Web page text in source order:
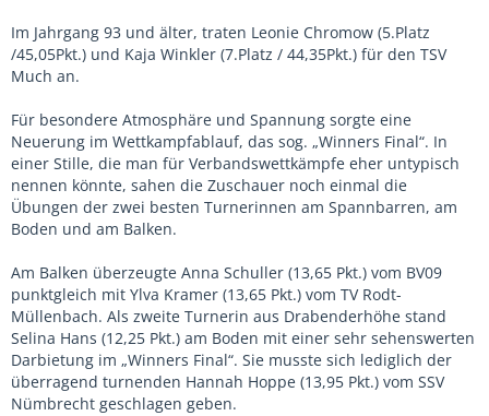
Im Jahrgang 93 und älter, traten Leonie Chromow (5.Platz
/45,05Pkt.) und Kaja Winkler (7.Platz / 44,35Pkt.) für den TSV
Much an.
Für besondere Atmosphäre und Spannung sorgte eine
Neuerung im Wettkampfablauf, das sog. „Winners Final“. In
einer Stille, die man für Verbandswettkämpfe eher untypisch
nennen könnte, sahen die Zuschauer noch einmal die
Übungen der zwei besten Turnerinnen am Spannbarren, am
Boden und am Balken.
Am Balken überzeugte Anna Schuller (13,65 Pkt.) vom BV09
punktgleich mit Ylva Kramer (13,65 Pkt.) vom TV Rodt-
Müllenbach. Als zweite Turnerin aus Drabenderhöhe stand
Selina Hans (12,25 Pkt.) am Boden mit einer sehr sehenswerten
Darbietung im „Winners Final“. Sie musste sich lediglich der
überragend turnenden Hannah Hoppe (13,95 Pkt.) vom SSV
Nümbrecht geschlagen geben.